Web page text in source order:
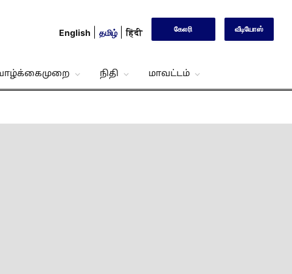
English தமிழ் हिंदी கேலரி வீடியோஸ்
நிதி மாவட்டம்